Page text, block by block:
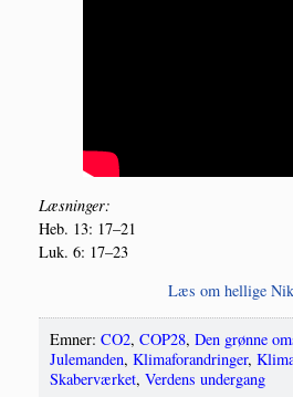
Læs­nin­ger:
Heb. 13: 17–21
Luk. 6: 17–23
Læs om hel­li­ge
Emner: CO2, COP28, Den grønne
Julemanden, Klimaforandringer,
Skaberværket, Verdens undergang